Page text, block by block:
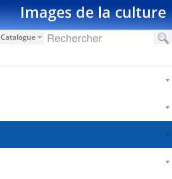
Images de la culture
Catalogue